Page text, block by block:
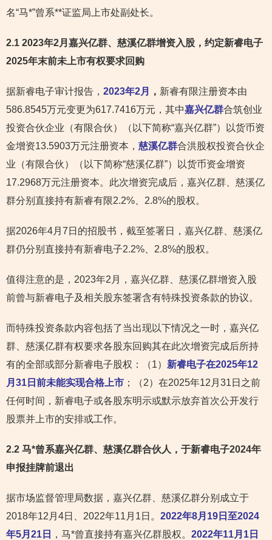
名“马*”曾系**证监局上市处副处长。
2.1 2023年2月嘉兴亿群、慈溪亿群增资入股，约定新睿电子
2025年末前未上市有权要求回购
据新睿电子审计报告， 2023年2月 ， 新睿有限注册资本由
586.8545万元变更为617.7416万元，其中嘉兴亿群合筑创业
投资合伙企业（有限合伙）（以下简称“嘉兴亿群”）以货币资
金增资13.5903万元注册资本， 慈溪亿群合洪股权投资合伙企
业（有限合伙）（以下简称“慈溪亿群”）以货币资金增资
17.2968万元注册资本。此次增资完成后，嘉兴亿群、慈溪亿
群分别直接持有新睿有限2.2%、2.8%的股权。
据2026年4月7日的招股书，截至签署日，嘉兴亿群、慈溪亿
群仍分别直接持有新睿电子2.2%、2.8%的股权。
值得注意的是，2023年2月，嘉兴亿群、慈溪亿群增资入股
前曾与新睿电子及相关股东签署含有特殊投资条款的协议。
而特殊投资条款内容包括了当出现以下情况之一时，嘉兴亿
群、慈溪亿群有权要求各股东回购其在此次增资完成后所持
有的全部或部分新睿电子股权：（1） 新睿电子在2025年12
月31日前未能实现合格上市 ；（2）在2025年12月31日之前
任何时间，新睿电子或各股东明示或默示放弃首次公开发行
股票并上市的安排或工作。
2.2 马*曾系嘉兴亿群、慈溪亿群合伙人，于新睿电子2024年
申报挂牌前退出
据市场监督管理局数据，嘉兴亿群、慈溪亿群分别成立于
2018年12月4日、2022年11月1日。 2022年8月19日至2024
年5月21日
，马*曾直接持有嘉兴亿群股权。 2022年11月1日